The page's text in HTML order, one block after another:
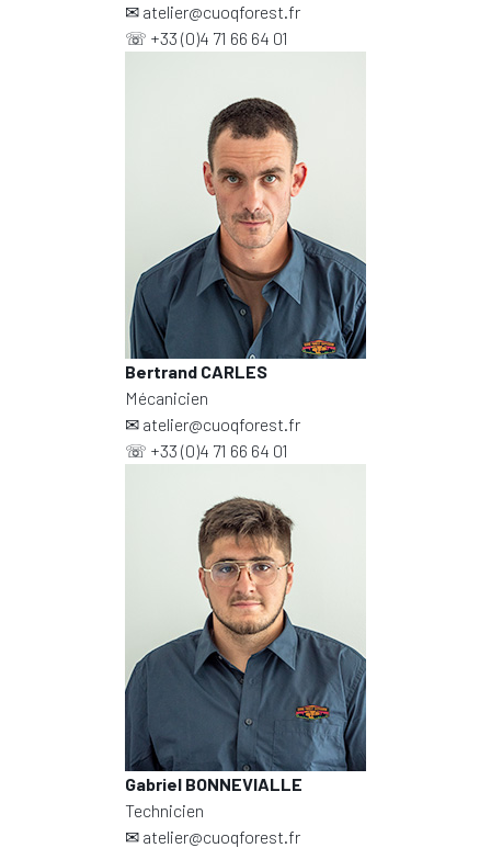
✉ atelier@cuoqforest.fr
☏ +33 (0)4 71 66 64 01
Bertrand CARLES
Mécanicien
✉ atelier@cuoqforest.fr
☏ +33 (0)4 71 66 64 01
Gabriel BONNEVIALLE
Technicien
✉ atelier@cuoqforest.fr